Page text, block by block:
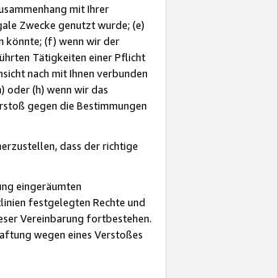
mit Ihrer
Zwecke genutzt wurde; (e)
könnte; (f) wenn wir der
Tätigkeiten einer Pflicht
nach mit Ihnen verbunden
oder (h) wenn wir das
gegen die Bestimmungen
dass der richtige
eingeräumten
festgelegten Rechte und
Vereinbarung fortbestehen.
wegen eines Verstoßes